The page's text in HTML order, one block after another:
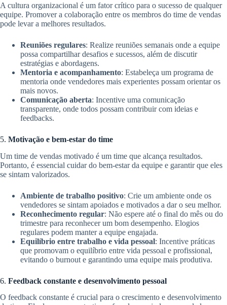
A cultura organizacional é um fator crítico para o sucesso de qualquer
equipe. Promover a colaboração entre os membros do time de vendas
pode levar a melhores resultados.
Reuniões regulares: Realize reuniões semanais onde a equipe
possa compartilhar desafios e sucessos, além de discutir
estratégias e abordagens.
Mentoria e acompanhamento: Estabeleça um programa de
mentoria onde vendedores mais experientes possam orientar os
mais novos.
Comunicação aberta: Incentive uma comunicação
transparente, onde todos possam contribuir com ideias e
feedbacks.
5. Motivação e bem-estar do time
Um time de vendas motivado é um time que alcança resultados.
Portanto, é essencial cuidar do bem-estar da equipe e garantir que eles
se sintam valorizados.
Ambiente de trabalho positivo: Crie um ambiente onde os
vendedores se sintam apoiados e motivados a dar o seu melhor.
Reconhecimento regular: Não espere até o final do mês ou do
trimestre para reconhecer um bom desempenho. Elogios
regulares podem manter a equipe engajada.
Equilíbrio entre trabalho e vida pessoal: Incentive práticas
que promovam o equilíbrio entre vida pessoal e profissional,
evitando o burnout e garantindo uma equipe mais produtiva.
6. Feedback constante e desenvolvimento pessoal
O feedback constante é crucial para o crescimento e desenvolvimento